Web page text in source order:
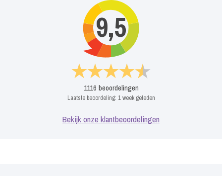
9,5
1116 beoordelingen
Laatste beoordeling: 1 week geleden
Bekijk onze klantbeoordelingen